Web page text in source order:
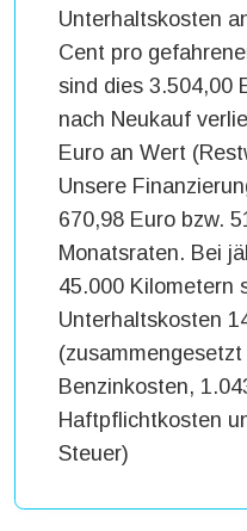
Unterhaltskosten
Cent pro
sind dies 3.504,00
nach Neukauf
Euro an Wert
Unsere
670,98 Euro bzw.
Monatsraten. Bei
45.000 Kilometern
Unterhaltskosten
Benzinkosten,
Haftpflichtkosten
Steuer)